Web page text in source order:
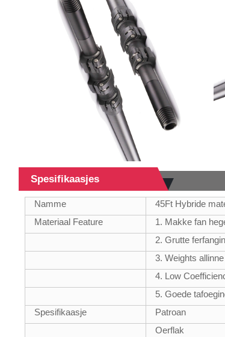
Spesifikaasjes
Namme
45Ft Hybride
Materiaal Feature
1. Makke fan
2. Grutte
3. Weights
4. Low
5. Goede
Spesifikaasje
Patroan
Oerflak